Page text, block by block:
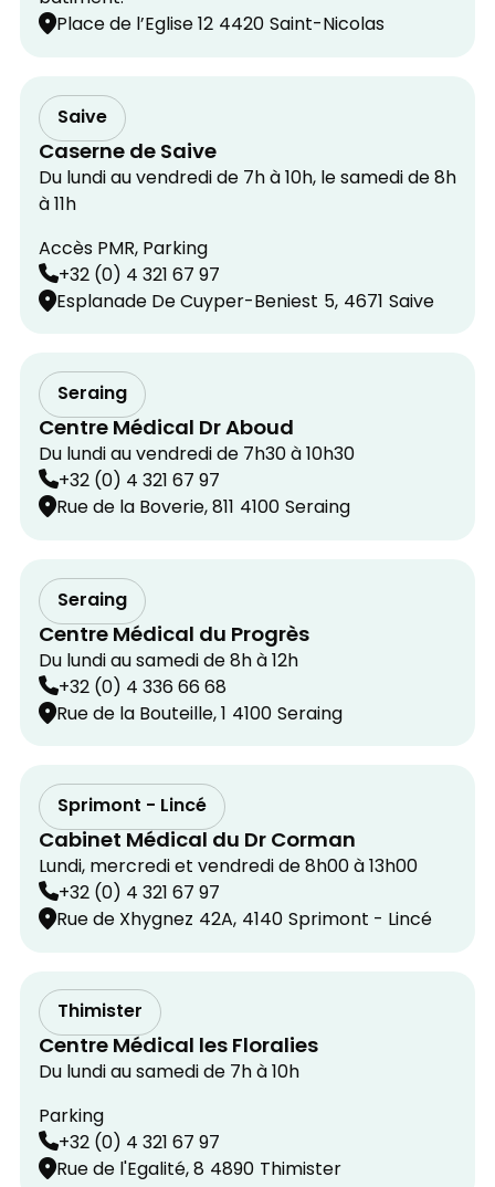
Place de l’Eglise 12 4420 Saint-Nicolas
Saive
Caserne de Saive
Du lundi au vendredi de 7h à 10h, le samedi de 8h
à 11h
Accès PMR, Parking
+32 (0) 4 321 67 97
Esplanade De Cuyper-Beniest 5, 4671 Saive
Seraing
Centre Médical Dr Aboud
Du lundi au vendredi de 7h30 à 10h30
+32 (0) 4 321 67 97
Rue de la Boverie, 811 4100 Seraing
Seraing
Centre Médical du Progrès
Du lundi au samedi de 8h à 12h
+32 (0) 4 336 66 68
Rue de la Bouteille, 1 4100 Seraing
Sprimont - Lincé
Cabinet Médical du Dr Corman
Lundi, mercredi et vendredi de 8h00 à 13h00
+32 (0) 4 321 67 97
Rue de Xhygnez 42A, 4140 Sprimont - Lincé
Thimister
Centre Médical les Floralies
Du lundi au samedi de 7h à 10h
Parking
+32 (0) 4 321 67 97
Rue de l'Egalité, 8 4890 Thimister